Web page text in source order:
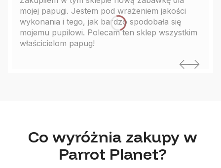
mojej papugi. Jestem pod wrażeniem jakości
wykonania i tego, jak bardzo spodobała się
mojemu pupilowi. Polecam ten sklep wszystkim
właścicielom papug!
Co wyróżnia zakupy w
Parrot Planet?